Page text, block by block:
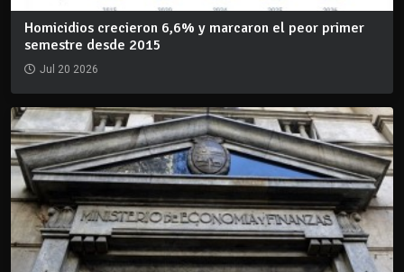
Homicidios crecieron 6,6% y marcaron el peor primer
semestre desde 2015
Jul 20 2026